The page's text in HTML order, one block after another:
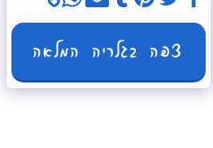
צפה בגלריה המלאה